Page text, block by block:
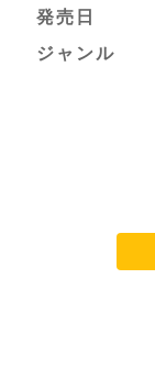
発売日
ジャンル